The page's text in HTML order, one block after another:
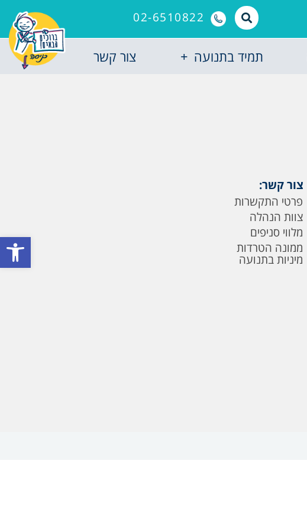
פתח
02-6510822
תמיד בתנועה צור קשר
צור קשר:
פרטי התקשרות
צוות הנהלה
מלווי סניפים
ממונה הטרדות
מיניות בתנועה